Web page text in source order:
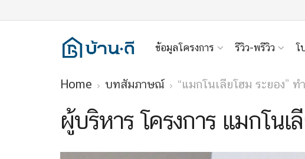
ข้อมูลโครงการ รีวิว-พรีวิว โ
Home บทสัมภาษณ์ “แมกโนเลียโฮม ระยอง”
ผู้บริหาร โครงการ แมกโนเ